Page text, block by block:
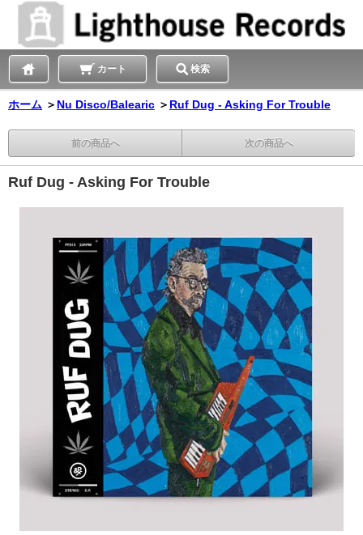
カート 検索
ホーム ＞ Nu Disco/Balearic ＞ Ruf Dug - Asking For Trouble
前の商品へ 次の商品へ
Ruf Dug - Asking For Trouble